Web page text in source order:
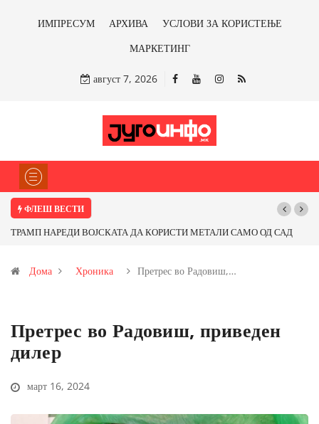
ИМПРЕСУМ АРХИВА
УСЛОВИ ЗА КОРИСТЕЊЕ
МАРКЕТИНГ
август 7, 2026
ФЛЕШ ВЕСТИ
ТРАМП НАРЕДИ ВОЈСКАТА ДА КОРИСТИ МЕТАЛИ САМО ОД САД
Иловица и со антимонот?
Дома Хроника Претрес во Радовиш,…
Претрес во Радовиш, приведен
дилер
март 16, 2024